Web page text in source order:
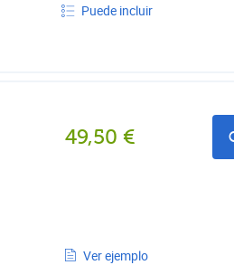
Puede incluir
49,50 €
Ver ejemplo